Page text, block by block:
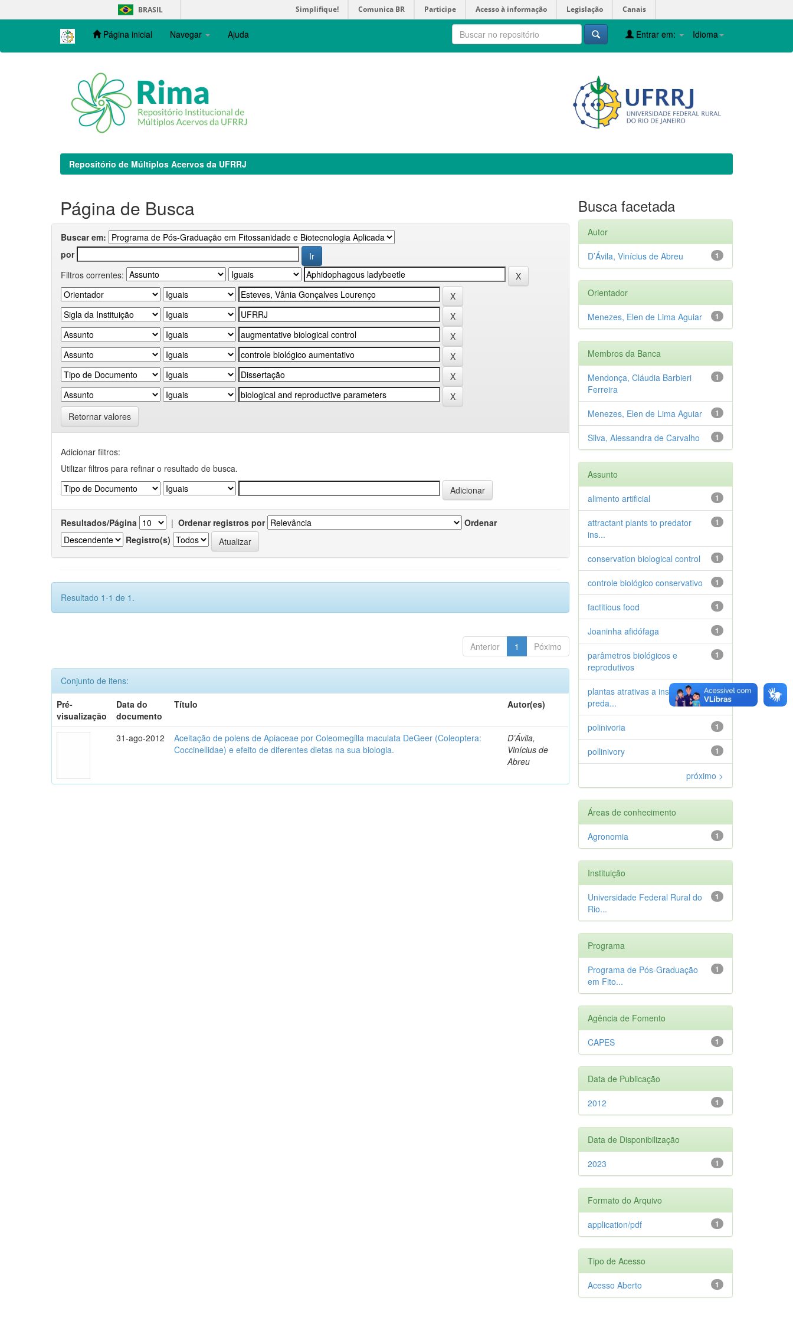
navigation
BRASIL Simplifique! Comunica BR Participe Acesso à informação Legislação Canais
Página inicial Navegar Ajuda Idioma
Entrar em:
Repositório de Múltiplos Acervos da UFRRJ
Página de Busca
Buscar em:
por
Filtros correntes:
Retornar valores
Adicionar filtros:
Utilizar filtros para refinar o resultado de busca.
Resultados/Página | Ordenar registros por
Ordenar
Registro(s)
Resultado 1-1 de 1.
Anterior 1 Póximo
Conjunto de itens:
Pré-
visualização
Data do
documento
Título Autor(es)
31-ago-2012
Aceitação de polens de Apiaceae por Coleomegilla maculata DeGeer (Coleoptera:
Coccinellidae) e efeito de diferentes dietas na sua biologia.
D’Ávila,
Vinícius de
Abreu
Busca facetada
Autor
1
D’Ávila, Vinícius de Abreu
Orientador
1
Menezes, Elen de Lima Aguiar
Membros da Banca
1
Mendonça, Cláudia Barbieri
Ferreira
1
Menezes, Elen de Lima Aguiar
1
Silva, Alessandra de Carvalho
Assunto
1
alimento artificial
1
attractant plants to predator
ins...
1
conservation biological control
1
controle biológico conservativo
1
factitious food
1
Joaninha afidófaga
1
parâmetros biológicos e
reprodutivos
1
plantas atrativas a insetos
preda...
1
polinivoria
1
pollinivory
próximo >
Áreas de conhecimento
1
Agronomia
Instituição
1
Universidade Federal Rural do
Rio...
Programa
1
Programa de Pós-Graduação
em Fito...
Agência de Fomento
1
CAPES
Data de Publicação
1
2012
Data de Disponibilização
1
2023
Formato do Arquivo
1
application/pdf
Tipo de Acesso
1
Acesso Aberto